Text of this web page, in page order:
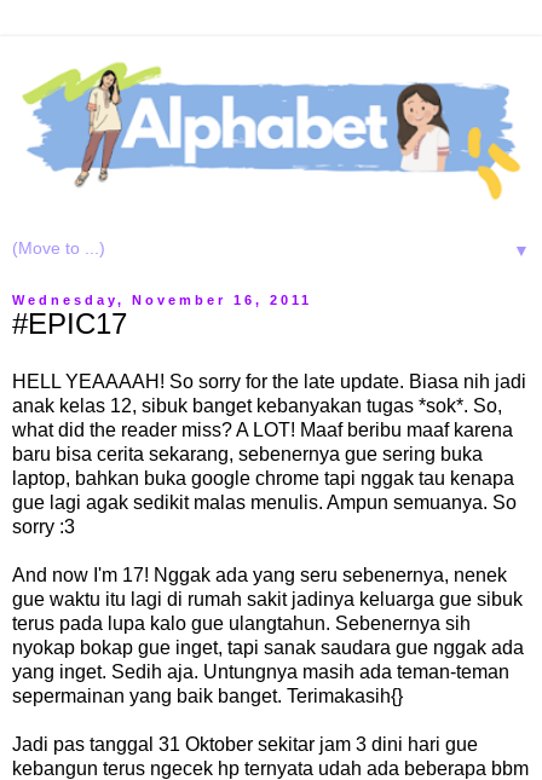
▼
Wednesday, November 16, 2011
#EPIC17
HELL YEAAAAH! So sorry for the late update. Biasa nih jadi
anak kelas 12, sibuk banget kebanyakan tugas *sok*. So,
what did the reader miss? A LOT! Maaf beribu maaf karena
baru bisa cerita sekarang, sebenernya gue sering buka
laptop, bahkan buka google chrome tapi nggak tau kenapa
gue lagi agak sedikit malas menulis. Ampun semuanya. So
sorry :3
And now I'm 17! Nggak ada yang seru sebenernya, nenek
gue waktu itu lagi di rumah sakit jadinya keluarga gue sibuk
terus pada lupa kalo gue ulangtahun. Sebenernya sih
nyokap bokap gue inget, tapi sanak saudara gue nggak ada
yang inget. Sedih aja. Untungnya masih ada teman-teman
sepermainan yang baik banget. Terimakasih{}
Jadi pas tanggal 31 Oktober sekitar jam 3 dini hari gue
kebangun terus ngecek hp ternyata udah ada beberapa bbm